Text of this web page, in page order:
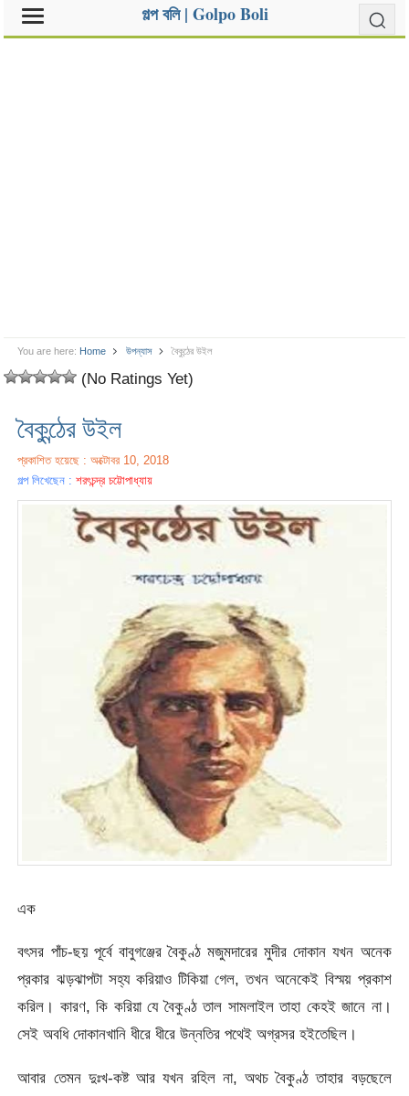
গল্প বলি | Golpo Boli
You are here: Home উপন্যাস বৈকুন্ঠের উইল
(No Ratings Yet)
বৈকুন্ঠের উইল
প্রকাশিত হয়েছে : অক্টোবর 10, 2018
গল্প লিখেছেন :শরৎচন্দ্র চট্টোপাধ্যায়
এক
বৎসর পাঁচ-ছয় পূর্বে বাবুগঞ্জের বৈকুণ্ঠ মজুমদারের মুদীর দোকান যখন অনেক
প্রকার ঝড়ঝাপটা সহ্য করিয়াও টিকিয়া গেল, তখন অনেকেই বিস্ময় প্রকাশ
করিল। কারণ, কি করিয়া যে বৈকুণ্ঠ তাল সামলাইল তাহা কেহই জানে না।
সেই অবধি দোকানখানি ধীরে ধীরে উন্নতির পথেই অগ্রসর হইতেছিল।
আবার তেমন দুঃখ-কষ্ট আর যখন রহিল না, অথচ বৈকুণ্ঠ তাহার বড়ছেলে